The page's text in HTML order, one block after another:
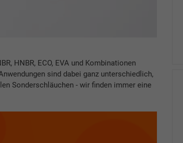
HNBR, ECO, EVA und Kombinationen
sind dabei ganz unterschiedlich,
Sonderschläuchen - wir finden immer eine